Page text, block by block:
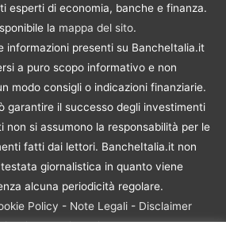
esperti di economia, banche e finanza.
la mappa del sito.
informazioni presenti su BancheItalia.it
a puro scopo informativo e non
modo consigli o indicazioni finanziarie.
garantire il successo degli investimenti
non si assumono la responsabilità per le
fatti dai lettori. BancheItalia.it non
giornalistica in quanto viene
alcuna periodicità regolare.
Policy - Note Legali- Disclaimer
Investimenti